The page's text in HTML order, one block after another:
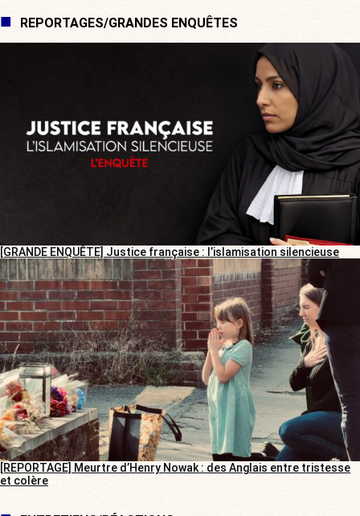
REPORTAGES/GRANDES ENQUÊTES
[GRANDE ENQUÊTE] Justice française : l’islamisation silencieuse
[REPORTAGE] Meurtre d’Henry Nowak : des Anglais entre tristesse
et colère